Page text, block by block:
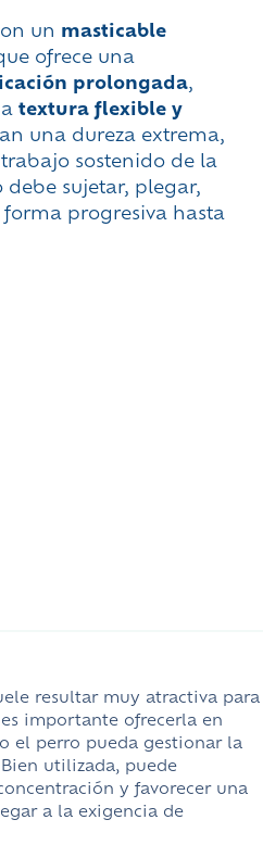
un masticable
ofrece una
prolongada,
textura flexible y
una dureza extrema,
sostenido de la
sujetar, plegar,
progresiva hasta
resultar muy atractiva para
importante ofrecerla en
el perro pueda gestionar la
utilizada, puede
y favorecer una
a la exigencia de